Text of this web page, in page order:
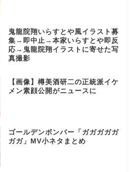
鬼龍院翔いらすとや風イラスト募
集→即中止→本家いらすとや即反
応→鬼龍院翔イラストに寄せた写
真撮影
【画像】樽美酒研二の正統派イケ
メン素顔公開がニュースに
ゴールデンボンバー「ガガガガガ
ガガ」MV小ネタまとめ